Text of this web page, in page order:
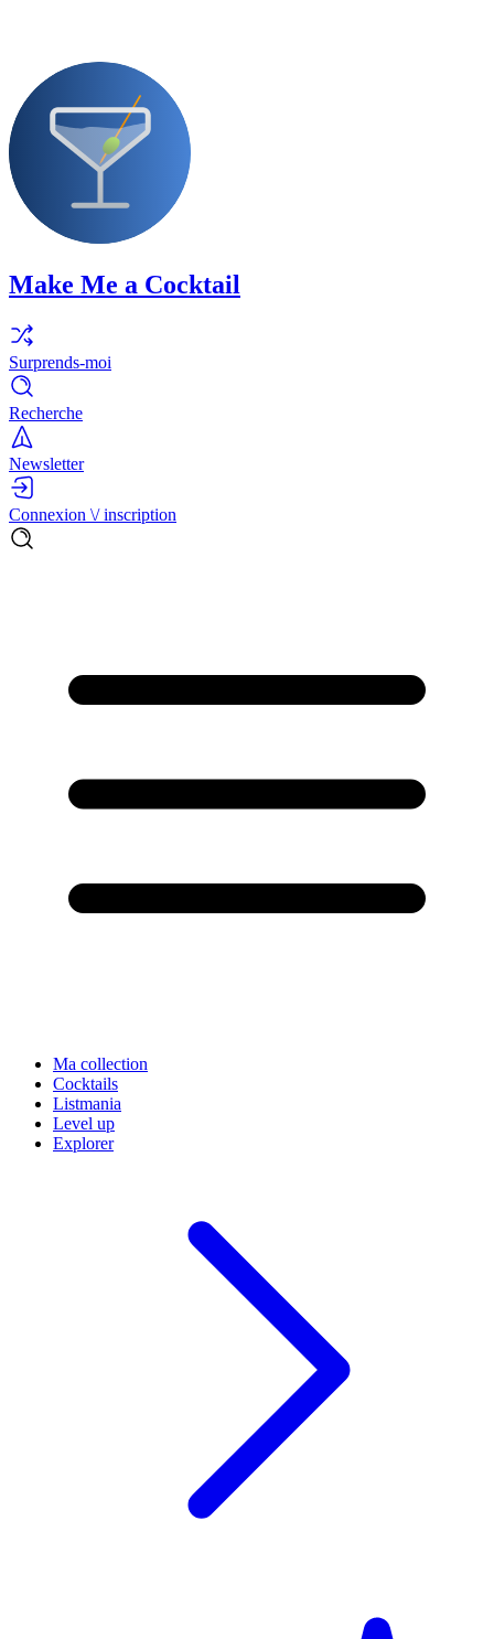
Make Me a Cocktail
Surprends-moi
Recherche
Newsletter
Connexion \/ inscription
Ma collection
Cocktails
Listmania
Level up
Explorer